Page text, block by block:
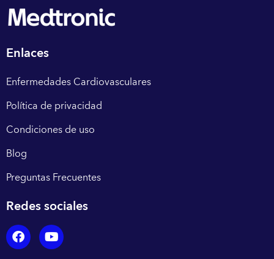
Enlaces
Enfermedades Cardiovasculares
Política de privacidad
Condiciones de uso
Blog
Preguntas Frecuentes
Redes sociales